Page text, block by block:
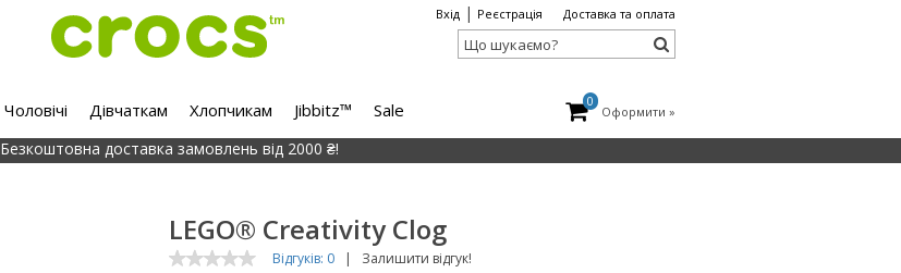
Вхід| Реєстрація Доставка та оплата
0
Оформити »
Чоловічі Дівчаткам Хлопчикам Jibbitz™ Sale
Безкоштовна доставка замовлень від 2000 ₴!
LEGO® Creativity Clog
Відгуків: 0 | Залишити відгук!